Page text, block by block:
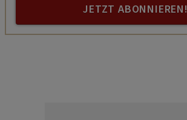
JETZT ABONNIEREN!